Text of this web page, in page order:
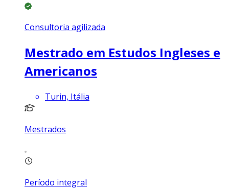
Consultoria agilizada
Mestrado em Estudos Ingleses e
Americanos
Turin, Itália
Mestrados
Período integral